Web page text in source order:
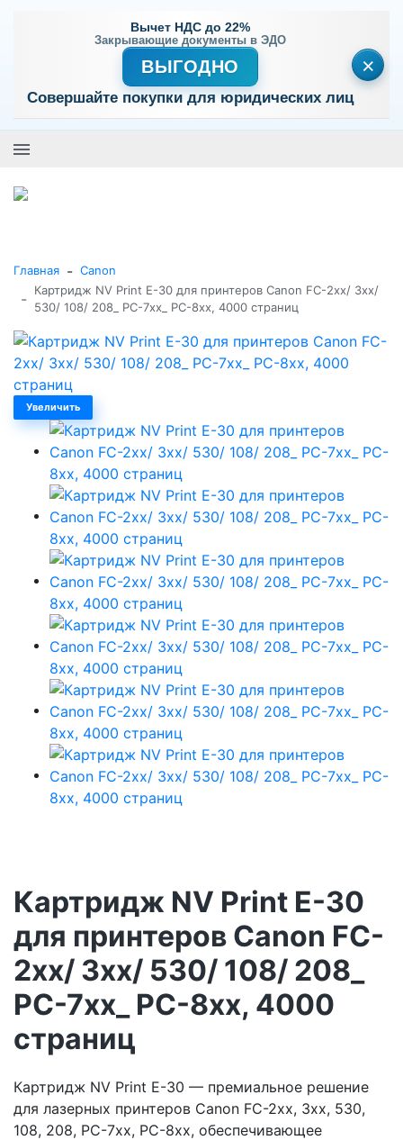
Вычет НДС до 22%
Закрывающие документы в ЭДО
ВЫГОДНО
Совершайте покупки для юридических лиц
×
Главная - Canon
-
Картридж NV Print E-30 для принтеров Canon FC-2xx/ 3xx/
530/ 108/ 208_ PC-7xx_ PC-8xx, 4000 страниц
Увеличить
Картридж NV Print E-30
для принтеров Canon FC-
2xx/ 3xx/ 530/ 108/ 208_
PC-7xx_ PC-8xx, 4000
страниц
Картридж NV Print E-30 — премиальное решение
для лазерных принтеров Canon FC-2xx, 3xx, 530,
108, 208, PC-7xx, PC-8xx, обеспечивающее